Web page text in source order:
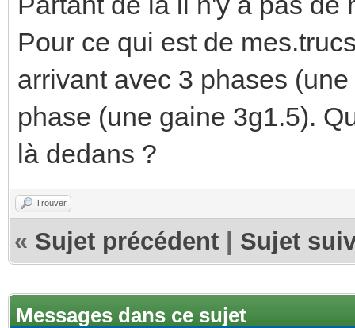
Pour ce qui est de
arrivant avec 3 phases
phase (une gaine 3g1.5).
là dedans ?
Trouver
« Sujet précédent Sujet
Messages dans ce sujet